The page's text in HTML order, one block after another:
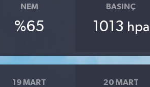
NEM
%65
BASINÇ
1013 hpa
19 MART 20 MART